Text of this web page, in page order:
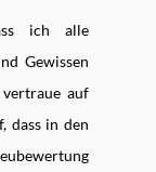
ich alle
Gewissen
auf
dass in den